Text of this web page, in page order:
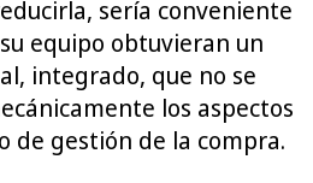
sería conveniente
equipo obtuvieran un
integrado, que no se
los aspectos
de gestión de la compra.